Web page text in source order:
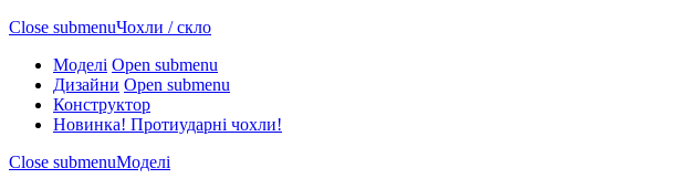
Close submenuЧохли / скло
Моделі Open submenu
Дизайни Open submenu
Конструктор
Новинка! Протиударні чохли!
Close submenuМоделі